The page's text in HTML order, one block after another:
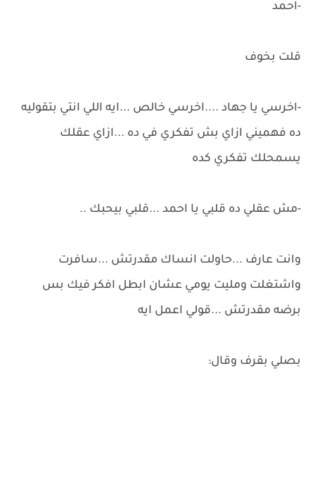
-احمد
قلت بخوف
-اخرسي يا جهاد ....اخرسي خالص ...ايه اللي انتي بتقوليه
ده فهميني ازاي بش تفكري في ده ...ازاي عقلك
يسمحلك تفكري كده
-مش عقلي ده قلبي يا احمد ...قلبي بيحبك ..
وانت عارف ...حاولت انساك مقدرتش ...سافرت
واشتغلت ومليت يومي عشان ابطل افكر فيك بس
برضه مقدرتش ...قولي اعمل ايه
بصلي بقرف وقال: